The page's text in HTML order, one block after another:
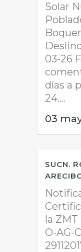
Solar
03-26
días a
24....
03
SUCN.
la
O-AG-